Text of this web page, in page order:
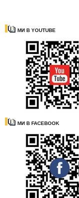
МИ В YOUTUBE
МИ В FACEBOOK